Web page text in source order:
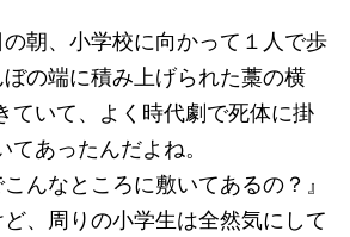
朝、小学校に向かって１人で歩
の端に積み上げられた藁の横
ていて、よく時代劇で死体に掛
あったんだよね。
んなところに敷いてあるの？』
、周りの小学生は全然気にして